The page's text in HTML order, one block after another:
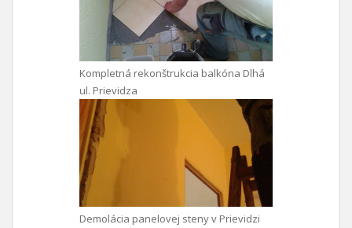
Kompletná rekonštrukcia balkóna Dlhá
ul. Prievidza
Demolácia panelovej steny v Prievidzi